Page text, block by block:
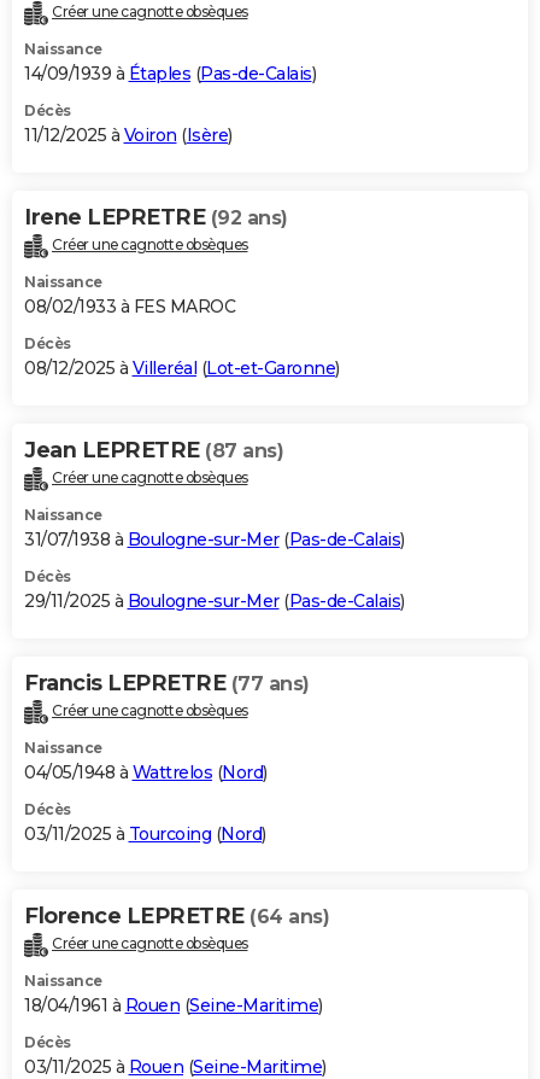
Créer une cagnotte obsèques
Naissance
14/09/1939 à Étaples (Pas-de-Calais)
Décès
11/12/2025 à Voiron (Isère)
Irene LEPRETRE (92 ans)
Créer une cagnotte obsèques
Naissance
08/02/1933 à FES MAROC
Décès
08/12/2025 à Villeréal (Lot-et-Garonne)
Jean LEPRETRE (87 ans)
Créer une cagnotte obsèques
Naissance
31/07/1938 à Boulogne-sur-Mer(Pas-de-Calais)
Décès
29/11/2025 à Boulogne-sur-Mer(Pas-de-Calais)
Francis LEPRETRE (77 ans)
Créer une cagnotte obsèques
Naissance
04/05/1948 à Wattrelos (Nord)
Décès
03/11/2025 à Tourcoing (Nord)
Florence LEPRETRE (64 ans)
Créer une cagnotte obsèques
Naissance
18/04/1961 à Rouen (Seine-Maritime)
Décès
03/11/2025 à Rouen (Seine-Maritime)